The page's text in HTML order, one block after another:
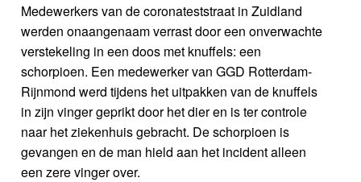
Medewerkers van de coronateststraat in Zuidland
werden onaangenaam verrast door een onverwachte
verstekeling in een doos met knuffels: een
schorpioen. Een medewerker van GGD Rotterdam-
Rijnmond werd tijdens het uitpakken van de knuffels
in zijn vinger geprikt door het dier en is ter controle
naar het ziekenhuis gebracht. De schorpioen is
gevangen en de man hield aan het incident alleen
een zere vinger over.